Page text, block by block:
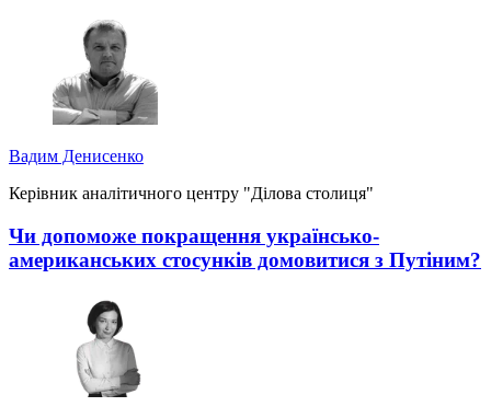
Вадим Денисенко
Керівник аналітичного центру "Ділова столиця"
Чи допоможе покращення українсько-
американських стосунків домовитися з Путіним?